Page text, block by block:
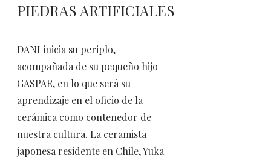
PIEDRAS ARTIFICIALES
DANI inicia su periplo,
acompañada de su pequeño hijo
GASPAR, en lo que será su
aprendizaje en el oficio de la
cerámica como contenedor de
nuestra cultura. La ceramista
japonesa residente en Chile, Yuka